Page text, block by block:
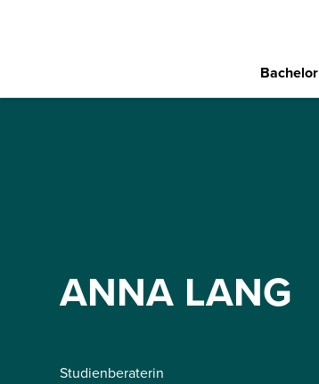
Bachelor
ANNA LANG
Studienberaterin